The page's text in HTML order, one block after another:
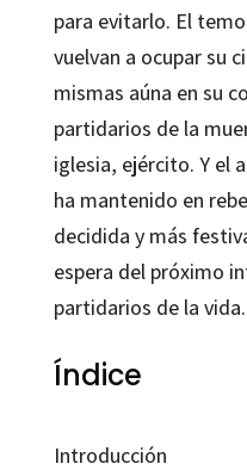
para evitarlo. El
vuelvan a ocupar su
mismas aúna en su
partidarios de la
iglesia, ejército. Y el
ha mantenido en
decidida y más
espera del próximo
partidarios de la vida.
Índice
Introducción